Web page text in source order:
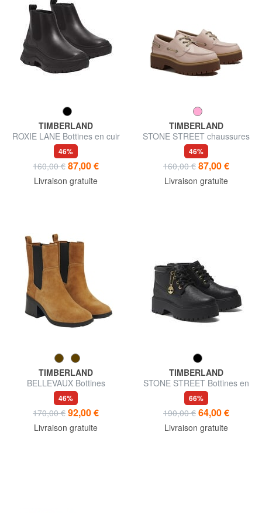
TIMBERLAND
ROXIE LANE Bottines en cuir
46%
160,00 € 87,00 €
Livraison gratuite
TIMBERLAND
STONE STREET chaussures
en cuir
46%
160,00 € 87,00 €
Livraison gratuite
TIMBERLAND
BELLEVAUX Bottines
46%
170,00 € 92,00 €
Livraison gratuite
TIMBERLAND
STONE STREET Bottines en
cuir
66%
190,00 € 64,00 €
Livraison gratuite